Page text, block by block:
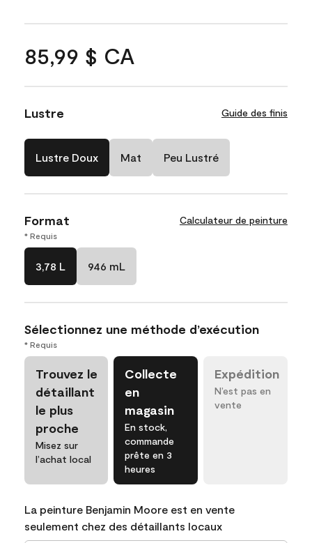
85,99 $ CA
Lustre Guide des finis
Lustre Doux Mat Peu Lustré
Format Calculateur de peinture
* Requis
3,78 L 946 mL
Sélectionnez une méthode d’exécution
* Requis
Trouvez le
détaillant
le plus
proche
Misez sur
l’achat local
Collecte
en
magasin
En stock,
commande
prête en 3
heures
Expédition
N’est pas en
vente
La peinture Benjamin Moore est en vente
seulement chez des détaillants locaux